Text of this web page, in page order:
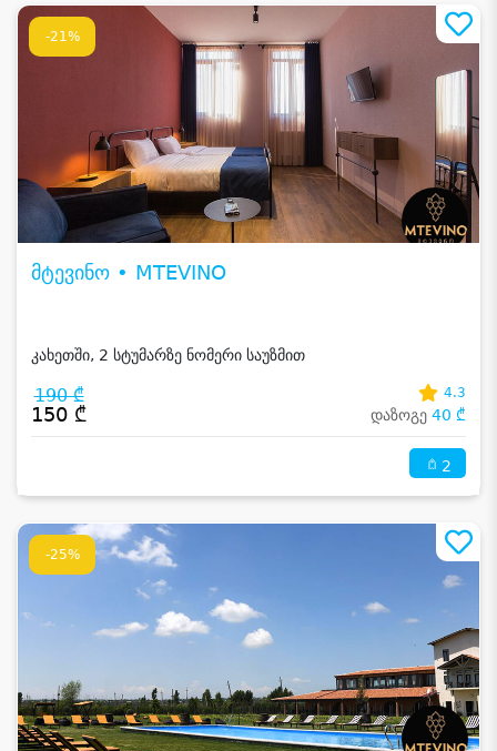
-21%
მტევინო • MTEVINO
კახეთში, 2 სტუმარზე ნომერი საუზმით
190 ₾
150 ₾
4.3
დაზოგე 40 ₾
2
-25%